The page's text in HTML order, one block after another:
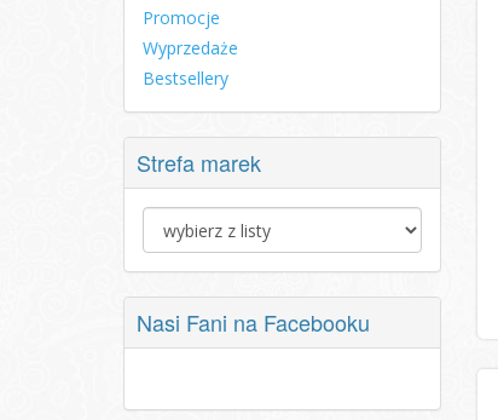
Promocje
Wyprzedaże
Bestsellery
Strefa marek
Nasi Fani na Facebooku